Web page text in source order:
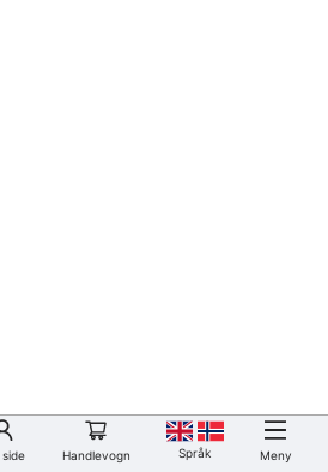
side Handlevogn Språk Meny